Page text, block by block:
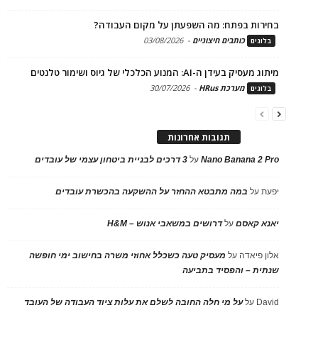
בחירות בפתח: מה השפעתן על מקום העבודה?
בלוגים כותבים חיצוניים -
03/08/2026
מיתוג מעסיק בעידן ה-AI: המנוע הכלכלי של גיוס ושימור טלנטים
בלוגים מערכת HRus -
30/07/2026
תגובות אחרונות
Nano Banana 2 Proעל 3 דרכים לבניית ביטחון עצמי של עובדים
יפעתעל במה מתבטא ההחזר על ההשקעה בהכשרת עובדים
יאנא קאסםעלדרושים במשאבי אנוש – H&M
אלון פיאדה על מעסיק טעה כשכלל אחוזי משרה בחישוב ימי חופשה
שנתית – והפסיד בתביעה
David עלעל מי חלה החובה לשלם את עלות ציוד העבודה של העובד